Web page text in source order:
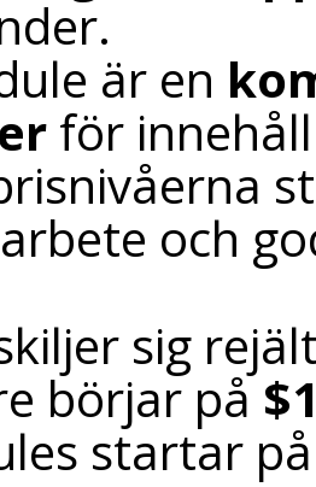
är en
för
och
sig
börjar på
startar